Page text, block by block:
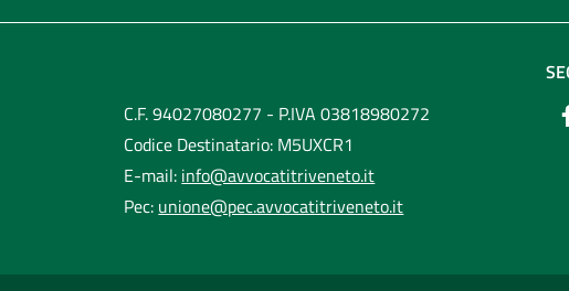
C.F. 94027080277 - P.IVA 03818980272
Codice Destinatario: M5UXCR1
E-mail: info@avvocatitriveneto.it
Pec: unione@pec.avvocatitriveneto.it